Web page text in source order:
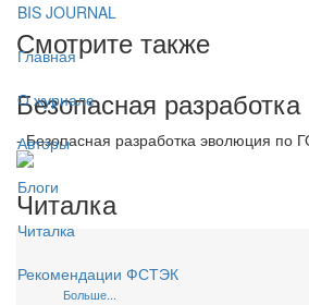
BIS JOURNAL
Главная
О журнале
Авторы
Блоги
Читалка
Рекомендации ФСТЭК
Смотрите также
Безопасная разработка
- Безопасная разработка эволюция по
Читалка
Больше...